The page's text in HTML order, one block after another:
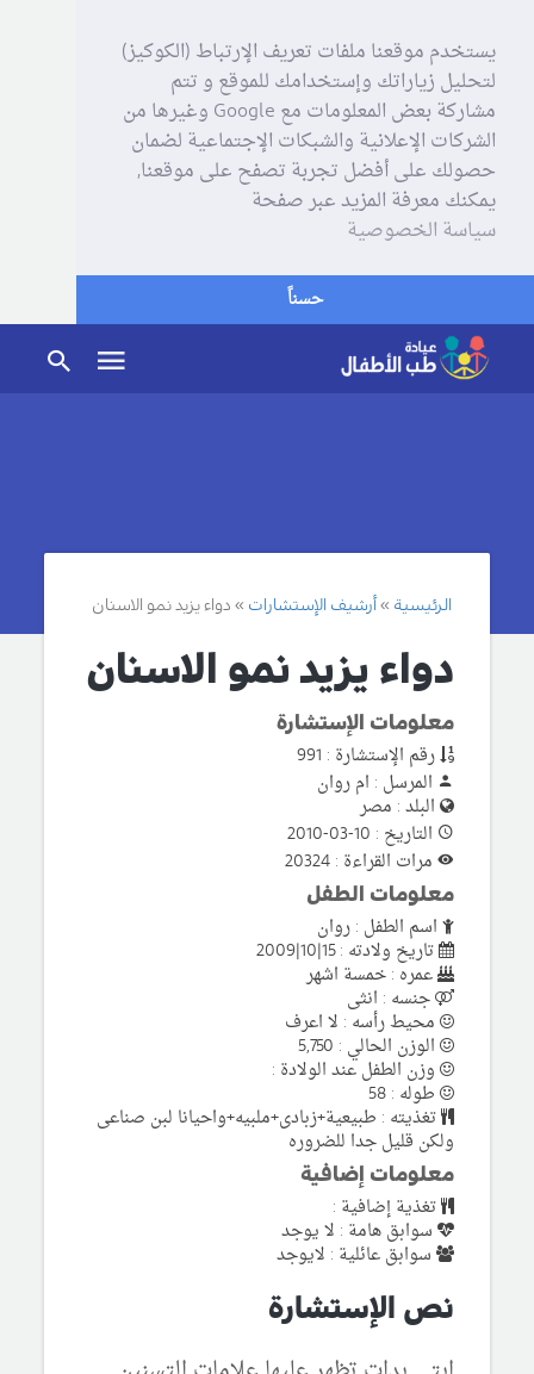
يستخدم موقعنا ملفات تعريف الإرتباط (الكوكيز)
لتحليل زياراتك وإستخدامك للموقع و تتم
مشاركة بعض المعلومات مع Google وغيرها من
الشركات الإعلانية والشبكات الإجتماعية لضمان
حصولك على أفضل تجربة تصفح على موقعنا,
يمكنك معرفة المزيد عبر صفحة
سياسة الخصوصية
حسناً
الرئيسية أرشيف الإستشارات دواء يزيد نمو الاسنان
دواء يزيد نمو الاسنان
معلومات الإستشارة
رقم الإستشارة : 991
المرسل : ام روان
البلد : مصر
التاريخ : 10-03-2010
مرات القراءة : 20324
معلومات الطفل
اسم الطفل : روان
تاريخ ولادته : 15|10|2009
عمره : خمسة اشهر
جنسه : انثى
محيط رأسه : لا اعرف
الوزن الحالي : 5,750
وزن الطفل عند الولادة :
طوله : 58
تغذيته : طبيعية+زبادى+ملبيه+واحيانا لبن صناعى
ولكن قليل جدا للضروره
معلومات إضافية
تغذية إضافية :
سوابق هامة : لا يوجد
سوابق عائلية : لايوجد
نص الإستشارة